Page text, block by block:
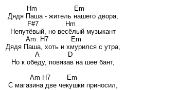
Hm Em
Дядя Паша - житель нашего двора,
F#7 Hm
Непутёвый, но весёлый музыкант
Am H7 Em
Дядя Паша, хоть и хмурился с утра,
A D
Но к обеду, повязав на шее бант,
Am H7 Em
С магазина две чекушки приносил,